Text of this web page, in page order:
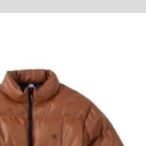
につき税込6,000円以